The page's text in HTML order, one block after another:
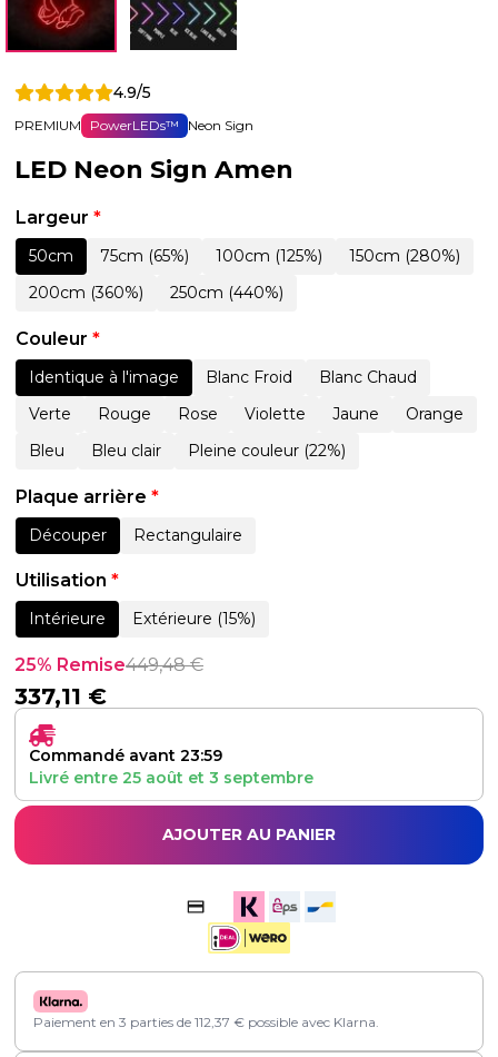
4.9/5
PREMIUM PowerLEDs™ Neon Sign
LED Neon Sign Amen
Largeur *
50cm 75cm (65%) 100cm (125%)
150cm (280%)
200cm (360%)
250cm (440%)
Couleur *
Identique à l'image Blanc Froid
Blanc Chaud
Verte
Rouge Rose Violette Jaune
Orange
Bleu
Bleu clair Pleine couleur (22%)
Plaque arrière *
Découper Rectangulaire
Utilisation *
Intérieure Extérieure (15%)
25% Remise449,48€
337,11 €
Commandé avant 23:59
Livré entre 25 août et 3 septembre
AJOUTER AU PANIER
Paiement en 3 parties de 112,37 € possible avec Klarna.